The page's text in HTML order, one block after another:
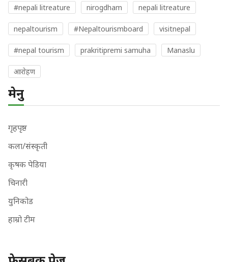
#nepali litreature nirogdham nepali litreature
nepaltourism #Nepaltourismboard visitnepal
#nepal tourism prakritipremi samuha Manaslu
आराेहण
मेनु
गृहपृष्ठ
कला/संस्कृती
कृषक पेडिया
चिनारी
युनिकोड
हाम्रो टीम